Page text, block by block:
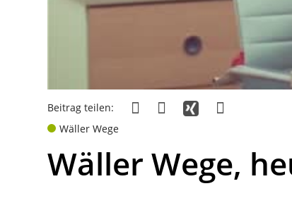
Beitrag teilen:
Wäller Wege
Wäller Wege,